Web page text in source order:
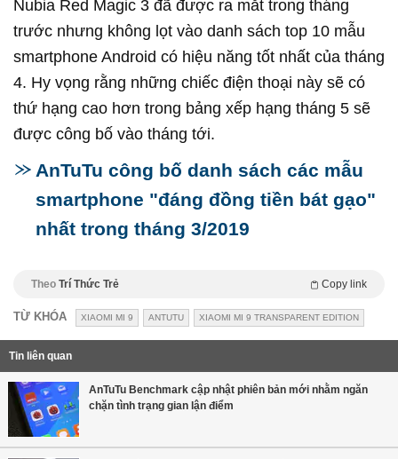
Nubia Red Magic 3 đã được ra mắt trong tháng
trước nhưng không lọt vào danh sách top 10 mẫu
smartphone Android có hiệu năng tốt nhất của tháng
4. Hy vọng rằng những chiếc điện thoại này sẽ có
thứ hạng cao hơn trong bảng xếp hạng tháng 5 sẽ
được công bố vào tháng tới.
AnTuTu công bố danh sách các mẫu
smartphone "đáng đồng tiền bát gạo"
nhất trong tháng 3/2019
Theo Trí Thức Trẻ Copy link
TỪ KHÓA XIAOMI MI 9 ANTUTU XIAOMI MI 9 TRANSPARENT EDITION
Tin liên quan
AnTuTu Benchmark cập nhật phiên bản mới nhằm ngăn
chặn tình trạng gian lận điểm